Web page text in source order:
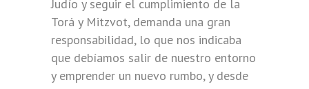
Judío y seguir el cumplimiento de la
Torá y Mitzvot, demanda una gran
responsabilidad, lo que nos indicaba
que debíamos salir de nuestro entorno
y emprender un nuevo rumbo, y desde